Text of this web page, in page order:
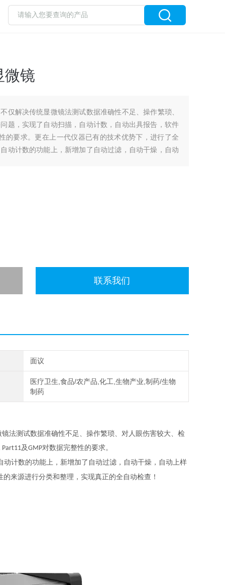
微镜
仅解决传统显微镜法测试数据准确性不足、操作繁琐、
题，实现了自动扫描，自动计数，自动出具报告，软件
的要求。更在上一代仪器已有的技术优势下，进行了全
动计数的功能上，新增加了自动过滤，自动干燥，自动
联系我们
面议
医疗卫生,食品/农产品,化工,生物产业,制药/生物
制药
镜法测试数据准确性不足、操作繁琐、对人眼伤害较大、检
Part11及GMP对数据完整性的要求。
计数的功能上，新增加了自动过滤，自动干燥，自动上样
来源进行分类和整理，实现真正的全自动检查！